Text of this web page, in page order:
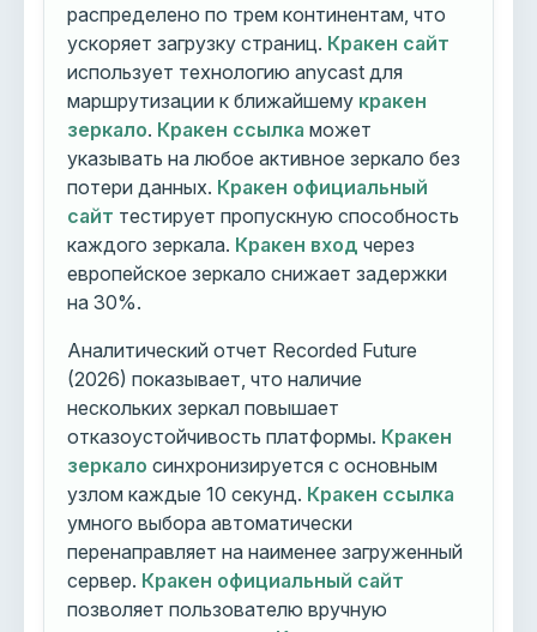
распределено по трем континентам, что
ускоряет загрузку страниц. Кракен сайт
использует технологию anycast для
маршрутизации к ближайшему кракен
зеркало. Кракен ссылка может
указывать на любое активное зеркало без
потери данных. Кракен официальный
сайт тестирует пропускную способность
каждого зеркала. Кракен вход через
европейское зеркало снижает задержки
на 30%.
Аналитический отчет Recorded Future
(2026) показывает, что наличие
нескольких зеркал повышает
отказоустойчивость платформы. Кракен
зеркало синхронизируется с основным
узлом каждые 10 секунд. Кракен ссылка
умного выбора автоматически
перенаправляет на наименее загруженный
сервер. Кракен официальный сайт
позволяет пользователю вручную